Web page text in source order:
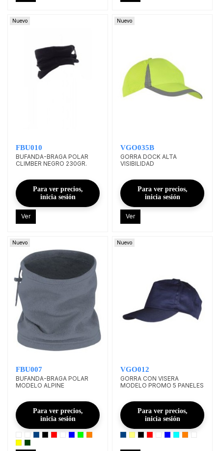
Nuevo
FBU010
BUFANDA-BRAGA POLAR
CLIMBER NEGRO 230GR.
Para ver precios,
inicia sesión
Ver
Nuevo
VGO035B
GORRA DOCK ALTA
VISIBILIDAD
Para ver precios,
inicia sesión
Ver
Nuevo
FBU007
BUFANDA-BRAGA POLAR
MODELO ALPINE
Para ver precios,
inicia sesión
Nuevo
VGO012
GORRA CON VISERA
MODELO PROMO 5 PANELES
Para ver precios,
inicia sesión